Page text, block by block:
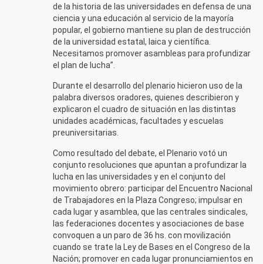
de la historia de las universidades en defensa de una
ciencia y una educación al servicio de la mayoría
popular, el gobierno mantiene su plan de destrucción
de la universidad estatal, laica y científica.
Necesitamos promover asambleas para profundizar
el plan de lucha”.
Durante el desarrollo del plenario hicieron uso de la
palabra diversos oradores, quienes describieron y
explicaron el cuadro de situación en las distintas
unidades académicas, facultades y escuelas
preuniversitarias.
Como resultado del debate, el Plenario votó un
conjunto resoluciones que apuntan a profundizar la
lucha en las universidades y en el conjunto del
movimiento obrero: participar del Encuentro Nacional
de Trabajadores en la Plaza Congreso; impulsar en
cada lugar y asamblea, que las centrales sindicales,
las federaciones docentes y asociaciones de base
convoquen a un paro de 36 hs. con movilización
cuando se trate la Ley de Bases en el Congreso de la
Nación; promover en cada lugar pronunciamientos en